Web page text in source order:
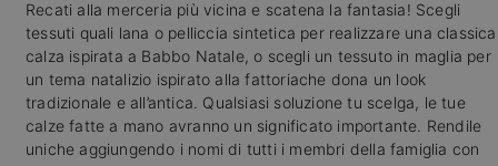
Recati alla merceria più vicina e scatena la fantasia! Scegli
tessuti quali lana o pelliccia sintetica per realizzare una classica
calza ispirata a Babbo Natale, o scegli un tessuto in maglia per
un tema natalizio ispirato alla fattoriache dona un look
tradizionale e all’antica. Qualsiasi soluzione tu scelga, le tue
calze fatte a mano avranno un significato importante. Rendile
uniche aggiungendo i nomi di tutti i membri della famiglia con